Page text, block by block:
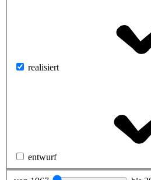
realisiert
entwurf